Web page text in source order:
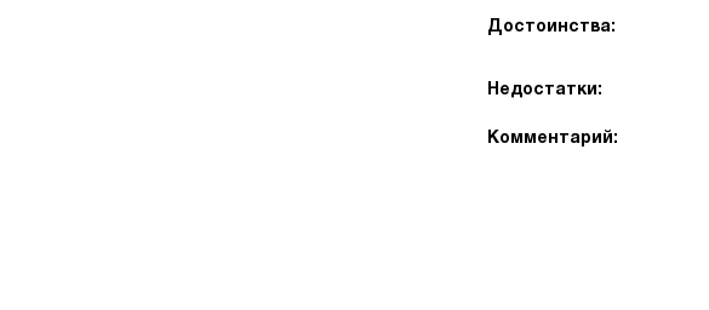
Достоинства:
Недостатки:
Комментарий: